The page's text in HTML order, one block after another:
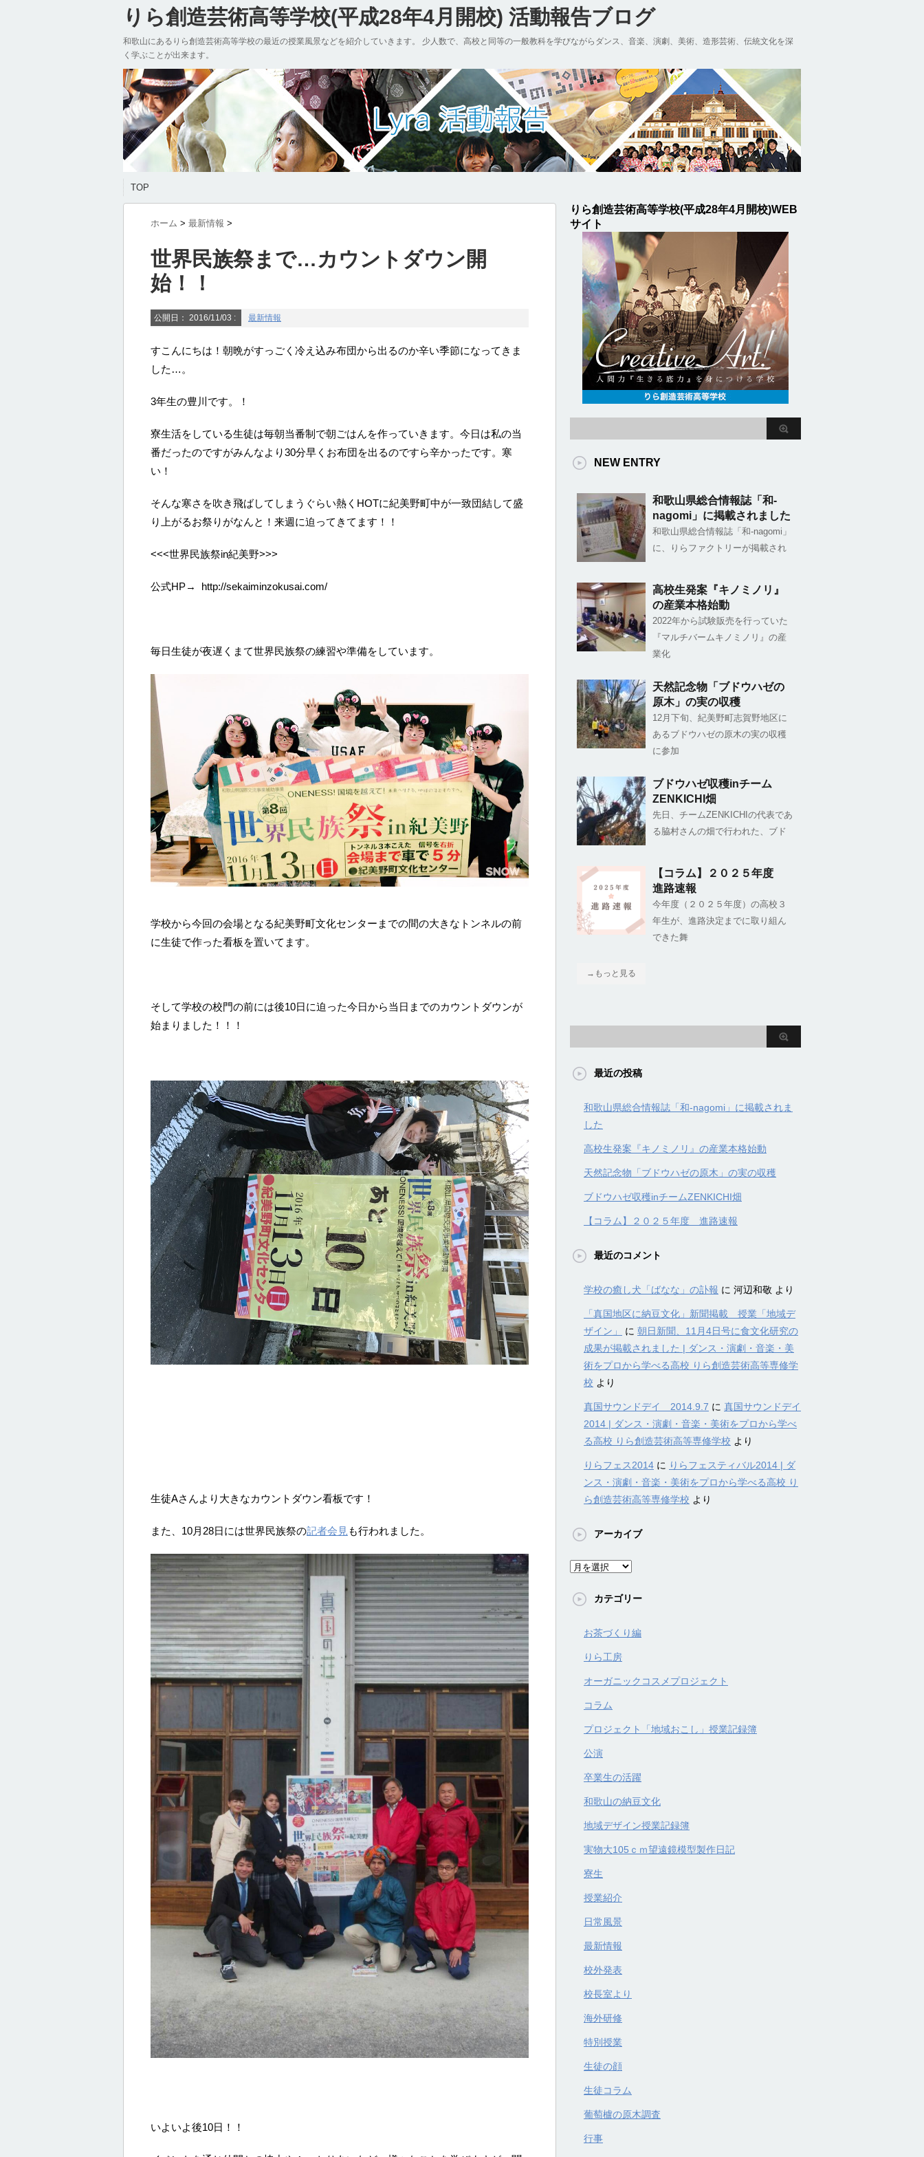
りら創造芸術高等学校(平成28年4月開校) 活動報告ブログ
和歌山にあるりら創造芸術高等学校の最近の授業風景などを紹介していきます。 少人数で、高校と同等の一般教科を学びながらダンス、音楽、演劇、美術、造形芸術、伝統文化を深
く学ぶことが出来ます。
TOP
ホーム > 最新情報 >
世界民族祭まで…カウントダウン開
始！！
公開日： 2016/11/03 : 最新情報
すこんにちは！朝晩がすっごく冷え込み布団から出るのか辛い季節になってきま
した…。
3年生の豊川です。！
寮生活をしている生徒は毎朝当番制で朝ごはんを作っていきます。今日は私の当
番だったのですがみんなより30分早くお布団を出るのですら辛かったです。寒
い！
そんな寒さを吹き飛ばしてしまうぐらい熱くHOTに紀美野町中が一致団結して盛
り上がるお祭りがなんと！来週に迫ってきてます！！
<<<世界民族祭in紀美野>>>
公式HP→ http://sekaiminzokusai.com/
毎日生徒が夜遅くまて世界民族祭の練習や準備をしています。
学校から今回の会場となる紀美野町文化センターまでの間の大きなトンネルの前
に生徒で作った看板を置いてます。
そして学校の校門の前には後10日に迫った今日から当日までのカウントダウンが
始まりました！！！
生徒Aさんより大きなカウントダウン看板です！
また、10月28日には世界民族祭の記者会見も行われました。
いよいよ後10日！！
りら創造芸術高等学校(平成28年4月開校)WEB
サイト
NEW ENTRY
和歌山県総合情報誌「和-
nagomi」に掲載されました
和歌山県総合情報誌「和-nagomi」
に、りらファクトリーが掲載され
高校生発案『キノミノリ』
の産業本格始動
2022年から試験販売を行っていた
『マルチバームキノミノリ』の産
業化
天然記念物「ブドウハゼの
原木」の実の収穫
12月下旬、紀美野町志賀野地区に
あるブドウハゼの原木の実の収穫
に参加
ブドウハゼ収穫inチーム
ZENKICHI畑
先日、チームZENKICHIの代表であ
る脇村さんの畑で行われた、ブド
【コラム】２０２５年度
進路速報
今年度（２０２５年度）の高校３
年生が、進路決定までに取り組ん
できた舞
→もっと見る
最近の投稿
和歌山県総合情報誌「和-nagomi」に掲載されま
した
高校生発案『キノミノリ』の産業本格始動
天然記念物「ブドウハゼの原木」の実の収穫
ブドウハゼ収穫inチームZENKICHI畑
【コラム】２０２５年度 進路速報
最近のコメント
学校の癒し犬「ばなな」の訃報 に 河辺和敬 より
「真国地区に納豆文化」新聞掲載 授業「地域デ
ザイン」
に 朝日新聞、11月4日号に食文化研究の
成果が掲載されました | ダンス・演劇・音楽・美
術をプロから学べる高校 りら創造芸術高等専修学
校 より
真国サウンドデイ 2014.9.7 に 真国サウンドデイ
2014 | ダンス・演劇・音楽・美術をプロから学べ
る高校 りら創造芸術高等専修学校 より
りらフェス2014 に りらフェスティバル2014 | ダ
ンス・演劇・音楽・美術をプロから学べる高校 り
ら創造芸術高等専修学校 より
アーカイブ
ア
カ
カテゴリー
お茶づくり編
りら工房
オーガニックコスメプロジェクト
コラム
プロジェクト「地域おこし」授業記録簿
公演
卒業生の活躍
和歌山の納豆文化
地域デザイン授業記録簿
実物大105ｃｍ望遠鏡模型製作日記
寮生
授業紹介
日常風景
最新情報
校外発表
校長室より
海外研修
特別授業
生徒の顔
生徒コラム
葡萄櫨の原木調査
行事